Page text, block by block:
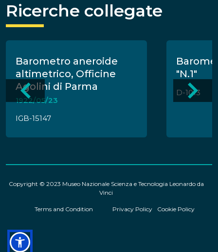
Ricerche collegate
Barometro aneroide
altimetrico, Officine
Agolini di Parma
1922/05/23
IGB-15147
"N.1"
D-1013
Copyright © 2023 Museo Nazionale Scienza e Tecnologia Leonardo da
Vinci
Terms and Condition Privacy Policy Cookie Policy